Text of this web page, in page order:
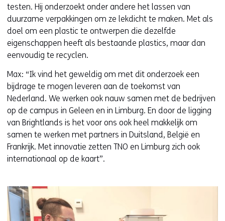
testen. Hij onderzoekt onder andere het lassen van
duurzame verpakkingen om ze lekdicht te maken. Met als
doel om een plastic te ontwerpen die dezelfde
eigenschappen heeft als bestaande plastics, maar dan
eenvoudig te recyclen.
Max: “Ik vind het geweldig om met dit onderzoek een
bijdrage te mogen leveren aan de toekomst van
Nederland. We werken ook nauw samen met de bedrijven
op de campus in Geleen en in Limburg. En door de ligging
van Brightlands is het voor ons ook heel makkelijk om
samen te werken met partners in Duitsland, België en
Frankrijk. Met innovatie zetten TNO en Limburg zich ook
internationaal op de kaart”.